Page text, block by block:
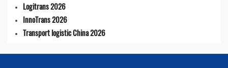
Logitrans 2026
InnoTrans 2026
Transport logistic China 2026